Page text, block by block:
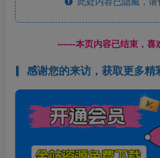
------本页内容已结束，喜
感谢您的来访，获取更多精